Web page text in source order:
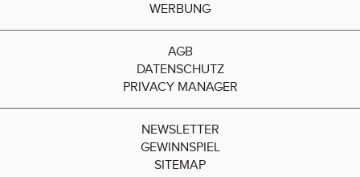
WERBUNG
AGB
DATENSCHUTZ
PRIVACY MANAGER
NEWSLETTER
GEWINNSPIEL
SITEMAP